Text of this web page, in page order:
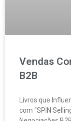
Vendas
B2B
Livros que
com “SPIN